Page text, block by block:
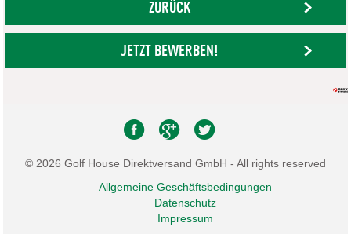
ZURÜCK
JETZT BEWERBEN!
© 2026 Golf House Direktversand GmbH - All rights reserved
Allgemeine Geschäftsbedingungen
Datenschutz
Impressum